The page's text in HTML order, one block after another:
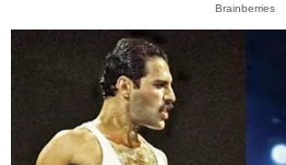
Brainberries